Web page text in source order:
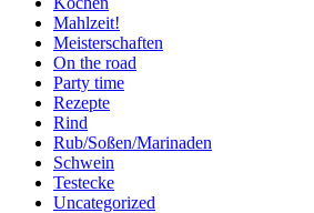
Mahlzeit!
Meisterschaften
On the road
Party time
Rezepte
Rind
Rub/Soßen/Marinaden
Schwein
Testecke
Uncategorized